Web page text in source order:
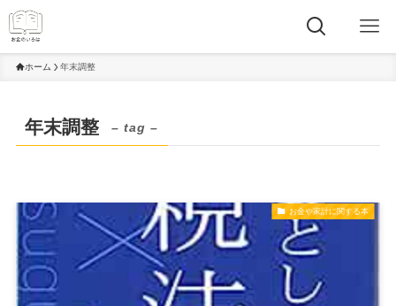
ホーム 年末調整
年末調整 – tag –
お金や家計に関する本